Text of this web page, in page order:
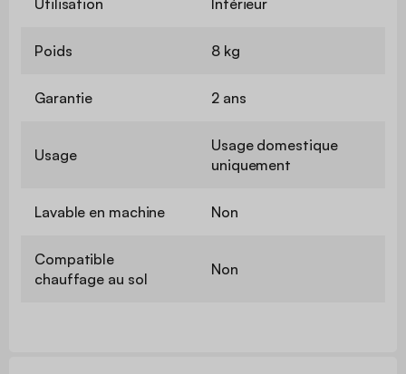
Utilisation Intérieur
Poids 8 kg
Garantie 2 ans
Usage
Usage domestique
uniquement
Lavable en machine Non
Compatible
chauffage au sol
Non